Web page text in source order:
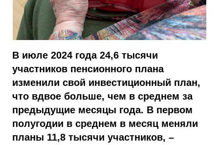
В июле 2024 года 24,6 тысячи
участников пенсионного плана
изменили свой инвестиционный план,
что вдвое больше, чем в среднем за
предыдущие месяцы года. В первом
полугодии в среднем в месяц меняли
планы 11,8 тысячи участников, –